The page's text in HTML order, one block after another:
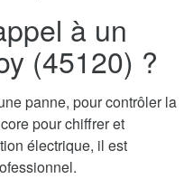
à un
(45120) ?
panne, pour contrôler la
pour chiffrer et
électrique, il est